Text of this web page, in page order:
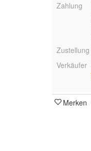
Zahlung
Zustellung
Verkäufer
Merken